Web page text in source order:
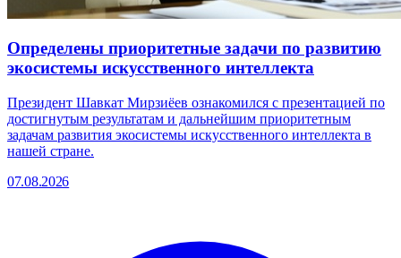
Определены приоритетные задачи по развитию
экосистемы искусственного интеллекта
Президент Шавкат Мирзиёев ознакомился с презентацией по
достигнутым результатам и дальнейшим приоритетным
задачам развития экосистемы искусственного интеллекта в
нашей стране.
07.08.2026